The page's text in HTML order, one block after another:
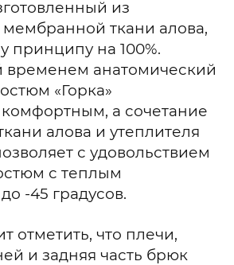
из
ткани алова,
принципу на 100%.
анатомический
«Горка»
а сочетание
алова и утеплителя
с удовольствием
с теплым
-45 градусов.
отметить, что плечи,
и задняя часть брюк